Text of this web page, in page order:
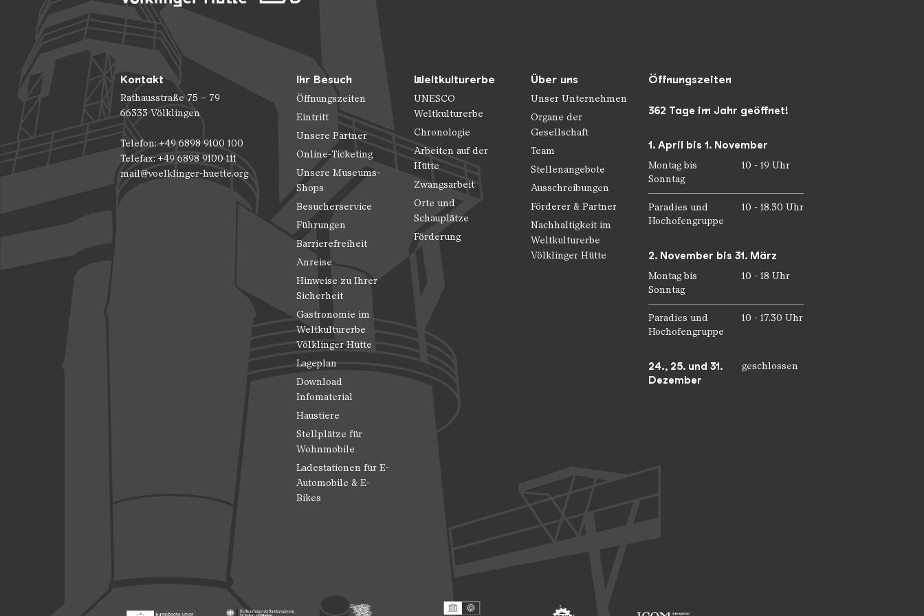
Kontakt
Rathausstraße 75 – 79
66333 Völklingen
Telefon: +49 6898 9100 100
Telefax: +49 6898 9100 111
mail@voelklinger-huette.org
Ihr Besuch
Öffnungszeiten
Eintritt
Unsere Partner
Online-Ticketing
Unsere Museums-
Shops
Besucherservice
Führungen
Barrierefreiheit
Anreise
Hinweise zu Ihrer
Sicherheit
Gastronomie im
Weltkulturerbe
Völklinger Hütte
Lageplan
Download
Infomaterial
Haustiere
Stellplätze für
Wohnmobile
Ladestationen für E-
Automobile & E-
Bikes
Weltkulturerbe
UNESCO
Weltkulturerbe
Chronologie
Arbeiten auf der
Hütte
Zwangsarbeit
Orte und
Schauplätze
Förderung
Über uns
Unser Unternehmen
Organe der
Gesellschaft
Team
Stellenangebote
Ausschreibungen
Förderer & Partner
Nachhaltigkeit im
Weltkulturerbe
Völklinger Hütte
Öffnungszeiten
362 Tage im Jahr geöffnet!
1. April bis 1. November
Montag bis
Sonntag
10 - 19 Uhr
Paradies und
Hochofengruppe
10 - 18.30 Uhr
2. November bis 31. März
Montag bis
Sonntag
10 - 18 Uhr
Paradies und
Hochofengruppe
10 - 17.30 Uhr
24., 25. und 31.
Dezember
geschlossen